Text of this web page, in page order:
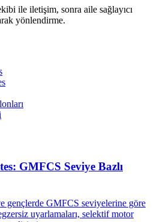
ile iletişim, sonra aile sağlayıcı
yönlendirme.
GMFCS Seviye Bazlı
gençlerde GMFCS seviyelerine göre
uyarlamaları, selektif motor